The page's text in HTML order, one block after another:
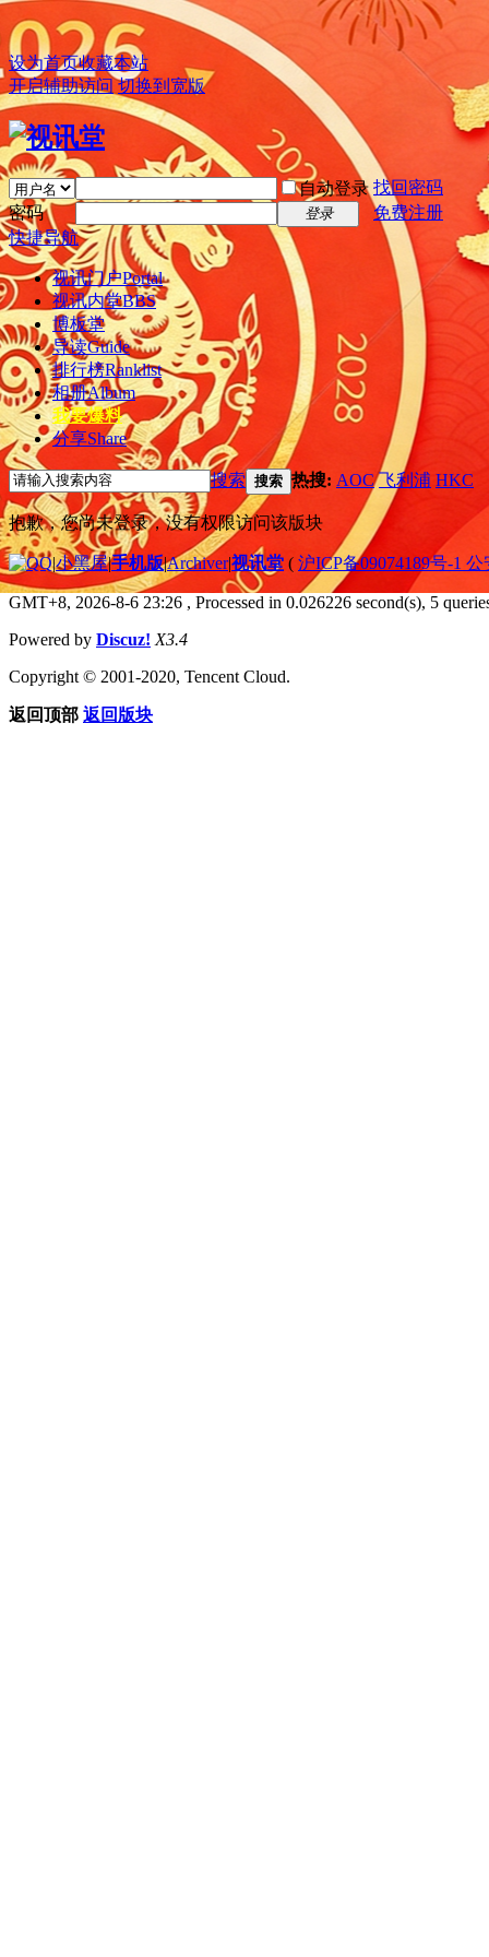
设为首页收藏本站
开启辅助访问 切换到宽版
自动登录 找回密码
密码
登录
免费注册
快捷导航
视讯门户Portal
视讯内堂BBS
博板堂
导读Guide
排行榜Ranklist
相册Album
我要爆料
分享Share
搜索 搜索 热搜: AOC 飞利浦 HKC
抱歉，您尚未登录，没有权限访问该版块
|小黑屋|手机版|Archiver|视讯堂 ( 沪ICP备09074189号-1
GMT+8, 2026-8-6 23:26 , Processed in 0.026226 second(s), 5
Powered by Discuz! X3.4
Copyright © 2001-2020, Tencent Cloud.
返回顶部 返回版块